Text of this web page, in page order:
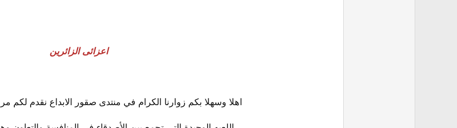
اعزائى الزائرين
اهلا وسهلا بكم زوارنا الكرام في منتدى صقور الابداع نقدم